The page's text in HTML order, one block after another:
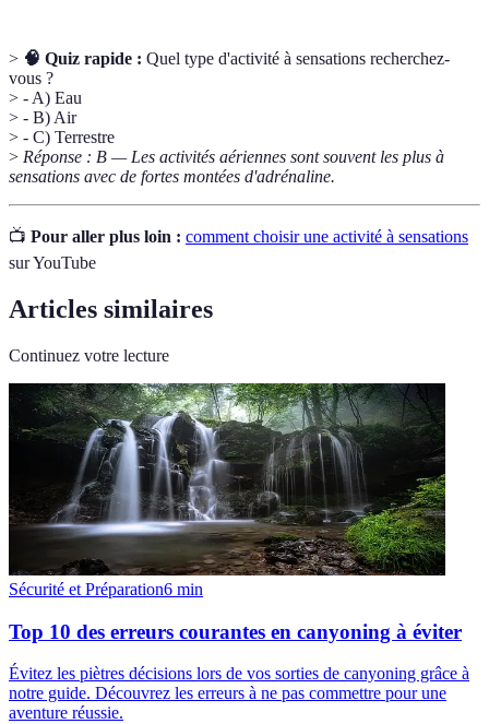
> 🧠 Quiz rapide : Quel type d'activité à sensations recherchez-
vous ?
> - A) Eau
> - B) Air
> - C) Terrestre
> Réponse : B — Les activités aériennes sont souvent les plus à
sensations avec de fortes montées d'adrénaline.
📺 Pour aller plus loin : comment choisir une activité à sensations
sur YouTube
Articles similaires
Continuez votre lecture
Sécurité et Préparation6 min
Top 10 des erreurs courantes en canyoning à éviter
Évitez les piètres décisions lors de vos sorties de canyoning grâce à
notre guide. Découvrez les erreurs à ne pas commettre pour une
aventure réussie.